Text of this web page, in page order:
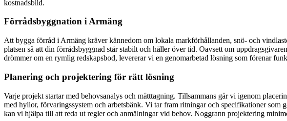
kostnadsbild.
Förrådsbyggnation i Armäng
Att bygga förråd i Armäng kräver kännedom om lokala markförhållanden, snö- och
platsen så att din förrådsbyggnad står stabilt och håller över tid. Oavsett om
drömmer om en rymlig redskapsbod, levererar vi en genomarbetad lösning som förenar
Planering och projektering för rätt lösning
Varje projekt startar med behovsanalys och måtttagning. Tillsammans går vi igenom
med hyllor, förvaringssystem och arbetsbänk. Vi tar fram ritningar och specifikationer
kan vi hjälpa till att reda ut regler och anmälningar vid behov. Noggrann projektering